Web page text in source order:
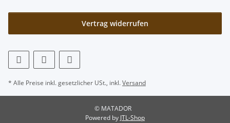
Vertrag widerrufen
* Alle Preise inkl. gesetzlicher USt., inkl.Versand
© MATADOR
Powered by JTL-Shop